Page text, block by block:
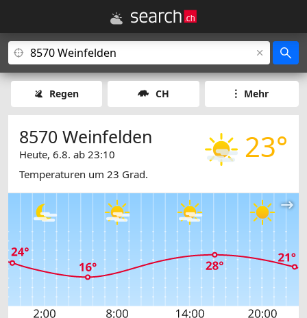
Regen CH Mehr
23°
8570 Weinfelden
Heute, 6.8. ab 23:10
Temperaturen um 23 Grad.